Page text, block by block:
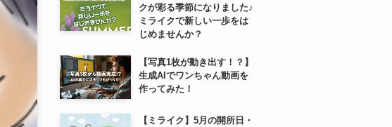
クが彩る季節になりました♪
ミライクで新しい一歩をは
じめませんか？
【写真1枚が動き出す！？】
生成AIでワンちゃん動画を
作ってみた！
【ミライク】5月の開所日・